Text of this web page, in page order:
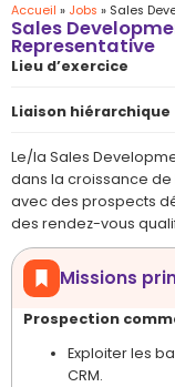
Accueil » Jobs » Sales
Sales
Representative
Lieu d’exercice
Liaison hiérarchique
Le/la Sales
dans la croissance
avec des prospects
des rendez-vous
Missions
Prospection
Exploiter les
CRM.